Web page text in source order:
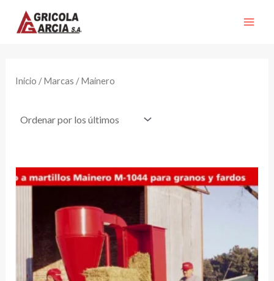
contenido
Inicio / Marcas / Mainero